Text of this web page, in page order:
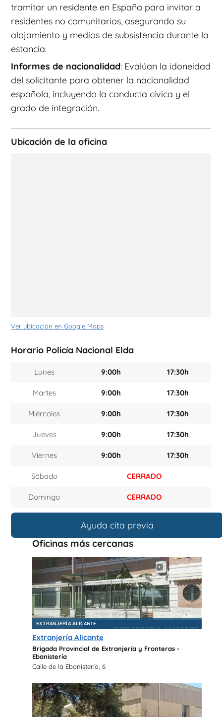
tramitar un residente en España para invitar a
residentes no comunitarios, asegurando su
alojamiento y medios de subsistencia durante la
estancia.
Informes de nacionalidad: Evalúan la idoneidad
del solicitante para obtener la nacionalidad
española, incluyendo la conducta cívica y el
grado de integración.
Ubicación de la oficina
Ver ubicación en Google Maps
Horario Policía Nacional Elda
Lunes 9:00h 17:30h
Martes 9:00h 17:30h
Miércoles 9:00h 17:30h
Jueves 9:00h 17:30h
Viernes 9:00h 17:30h
Sábado CERRADO
Domingo CERRADO
Ayuda cita previa
Oficinas más cercanas
EXTRANJERÍA ALICANTE
Extranjería Alicante
Brigada Provincial de Extranjería y Fronteras -
Ebanistería
Calle de la Ebanistería, 6